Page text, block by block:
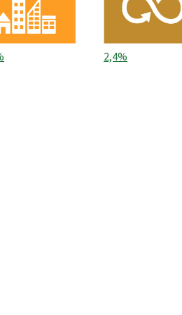
2,4%